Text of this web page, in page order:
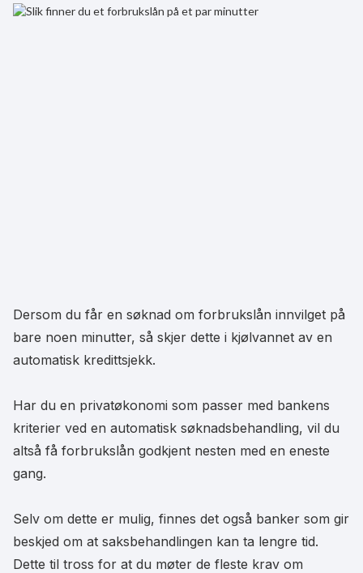
Dersom du får en søknad om forbrukslån innvilget på
bare noen minutter, så skjer dette i kjølvannet av en
automatisk kredittsjekk.
Har du en privatøkonomi som passer med bankens
kriterier ved en automatisk søknadsbehandling, vil du
altså få forbrukslån godkjent nesten med en eneste
gang.
Selv om dette er mulig, finnes det også banker som gir
beskjed om at saksbehandlingen kan ta lengre tid.
Dette til tross for at du møter de fleste krav om